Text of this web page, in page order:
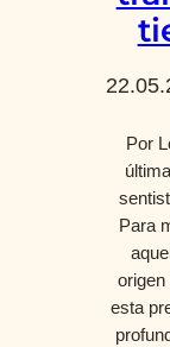
Por
Para
origen
esta